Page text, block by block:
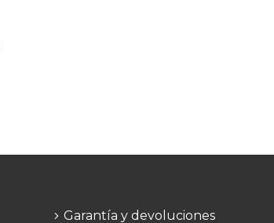
Garantía y devoluciones